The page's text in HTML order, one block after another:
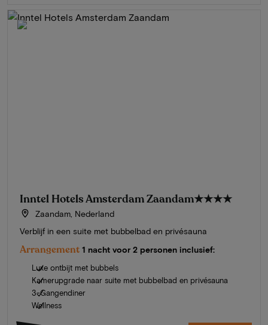
Inntel Hotels Amsterdam Zaandam★★★★
Zaandam, Nederland
Verblijf in een suite met bubbelbad en privésauna
Arrangement 1 nacht voor 2 personen inclusief:
Luxe ontbijt met bubbels
Kamerupgrade naar suite met bubbelbad en privésauna
3-Gangendiner
Wellness